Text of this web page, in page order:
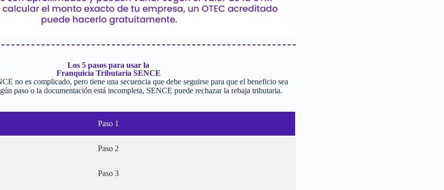
Los 5 pasos para usar la
Franquicia Tributaria SENCE
no es complicado, pero tiene una secuencia que debe seguirse para que el beneficio sea
paso o la documentación está incompleta, SENCE puede rechazar la rebaja tributaria.
Paso 1
Paso 2
Paso 3